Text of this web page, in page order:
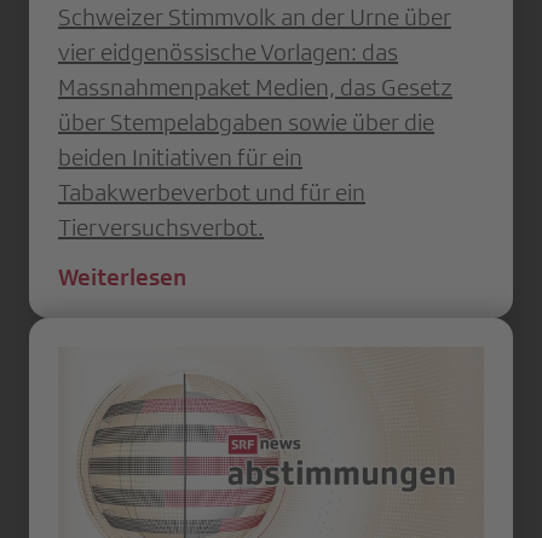
Schweizer Stimmvolk an der Urne über
vier eidgenössische Vorlagen: das
Massnahmenpaket Medien, das Gesetz
über Stempelabgaben sowie über die
beiden Initiativen für ein
Tabakwerbeverbot und für ein
Tierversuchsverbot.
Weiterlesen